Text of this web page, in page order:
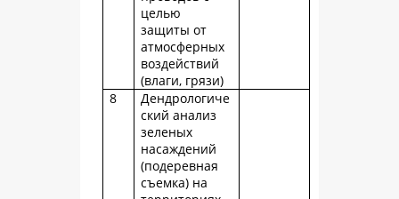
целью
защиты от
атмосферных
воздействий
(влаги, грязи)
8
Дендрологиче
ский анализ
зеленых
насаждений
(подеревная
съемка) на